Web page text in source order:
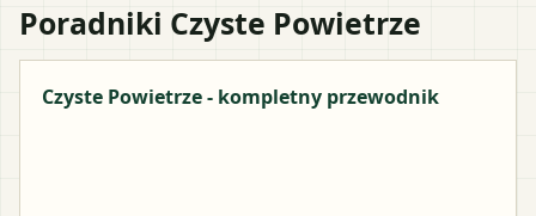
Poradniki Czyste Powietrze
Czyste Powietrze - kompletny przewodnik